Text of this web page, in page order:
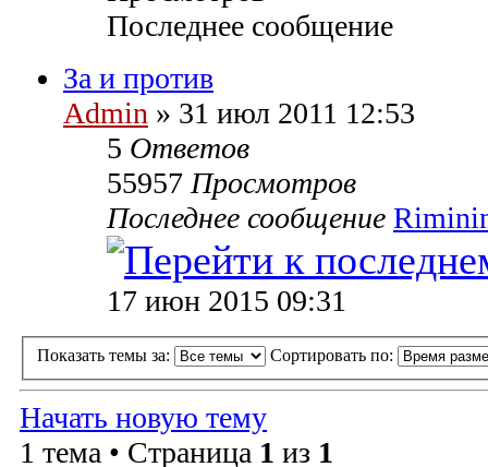
Последнее сообщение
За и против
Admin » 31 июл 2011 12:53
5 Ответов
55957Просмотров
Последнее сообщение
17 июн 2015 09:31
Показать темы за: Сортировать по:
Начать новую тему
1 тема • Страница 1 из 1